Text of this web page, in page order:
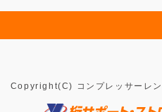
Copyright(C) コンプレッサーレ